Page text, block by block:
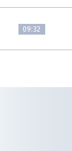
09:32